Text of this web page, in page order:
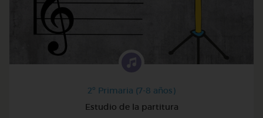
2º Primaria (7-8 años)
Estudio de la partitura